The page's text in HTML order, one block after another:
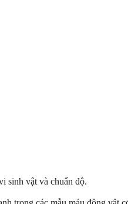
sinh vật và chuẩn độ.